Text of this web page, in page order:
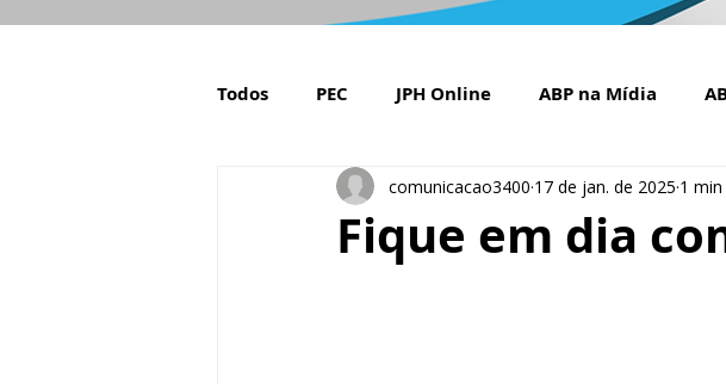
Todos PEC JPH Online ABP na Mídia
Orgulho de ser Psiquiatra Setembro Amarelo
Fique em dia
comunicacao3400 17 de jan. de 2025 1